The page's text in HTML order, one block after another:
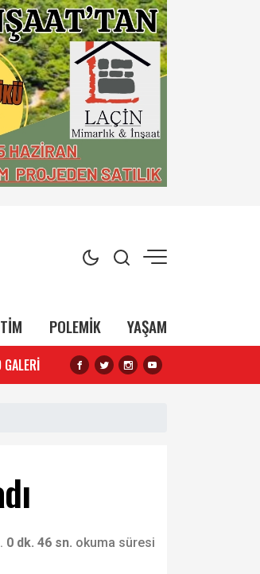
POLEMİK YAŞAM
GALERİ
0 dk. 46 sn. okuma süresi